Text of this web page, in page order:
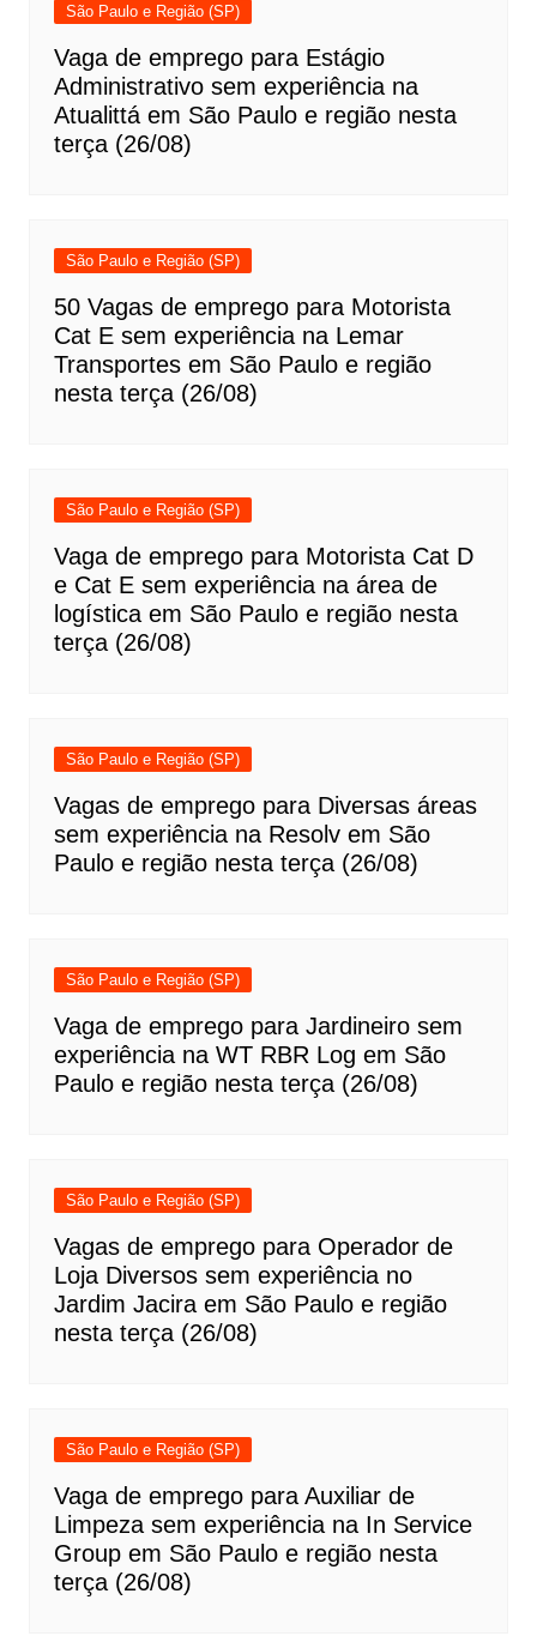
São Paulo e Região (SP)
Vaga de emprego para Estágio
Administrativo sem experiência na
Atualittá em São Paulo e região nesta
terça (26/08)
São Paulo e Região (SP)
50 Vagas de emprego para Motorista
Cat E sem experiência na Lemar
Transportes em São Paulo e região
nesta terça (26/08)
São Paulo e Região (SP)
Vaga de emprego para Motorista Cat D
e Cat E sem experiência na área de
logística em São Paulo e região nesta
terça (26/08)
São Paulo e Região (SP)
Vagas de emprego para Diversas áreas
sem experiência na Resolv em São
Paulo e região nesta terça (26/08)
São Paulo e Região (SP)
Vaga de emprego para Jardineiro sem
experiência na WT RBR Log em São
Paulo e região nesta terça (26/08)
São Paulo e Região (SP)
Vagas de emprego para Operador de
Loja Diversos sem experiência no
Jardim Jacira em São Paulo e região
nesta terça (26/08)
São Paulo e Região (SP)
Vaga de emprego para Auxiliar de
Limpeza sem experiência na In Service
Group em São Paulo e região nesta
terça (26/08)